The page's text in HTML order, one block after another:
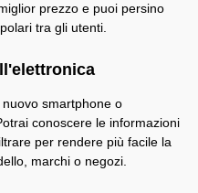
prezzo e puoi persino
tra gli utenti.
smartphone o
conoscere le informazioni
per rendere più facile la
marchi o negozi.